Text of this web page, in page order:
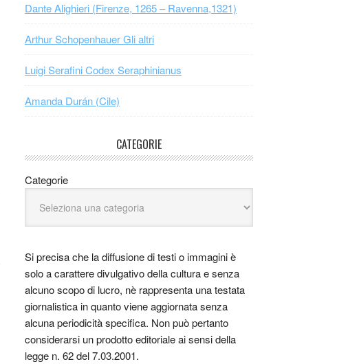
Dante Alighieri (Firenze, 1265 – Ravenna,1321)
Arthur Schopenhauer Gli altri
Luigi Serafini Codex Seraphinianus
Amanda Durán (Cile)
CATEGORIE
Categorie
Si precisa che la diffusione di testi o immagini è
solo a carattere divulgativo della cultura e senza
alcuno scopo di lucro, nè rappresenta una testata
giornalistica in quanto viene aggiornata senza
alcuna periodicità specifica. Non può pertanto
considerarsi un prodotto editoriale ai sensi della
legge n. 62 del 7.03.2001.